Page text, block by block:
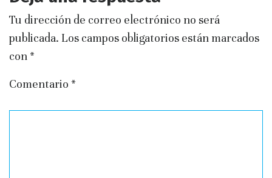
Tu dirección de correo electrónico no será
publicada. Los campos obligatorios están marcados
con *
Comentario *